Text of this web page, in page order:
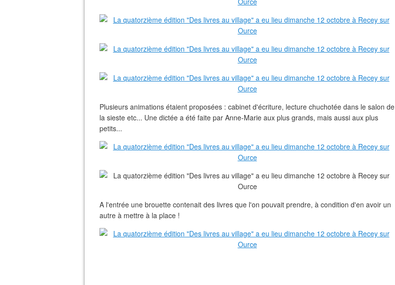
Plusieurs animations étaient proposées : cabinet d'écriture, lecture chuchotée dans le salon de
la sieste etc... Une dictée a été faite par Anne-Marie aux plus grands, mais aussi aux plus
petits...
A l'entrée une brouette contenait des livres que l'on pouvait prendre, à condition d'en avoir un
autre à mettre à la place !